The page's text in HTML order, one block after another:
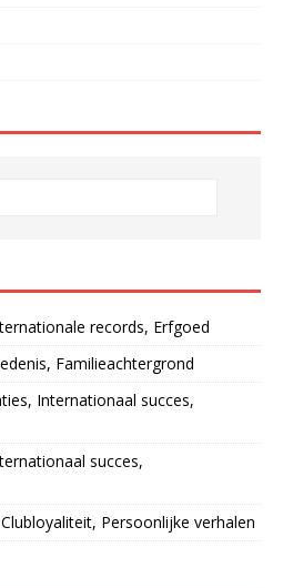
records, Erfgoed
Familieachtergrond
Internationaal succes,
succes,
Persoonlijke verhalen